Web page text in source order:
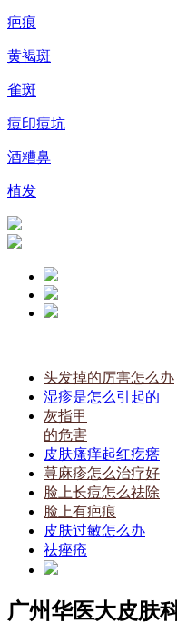
疤痕
黄褐斑
雀斑
痘印痘坑
酒糟鼻
植发
头发掉的厉害怎么办
湿疹是怎么引起的
灰指甲
的危害
皮肤瘙痒起红疙瘩
荨麻疹怎么治疗好
脸上长痘怎么祛除
脸上有疤痕
皮肤过敏怎么办
祛痤疮
广州华医大皮肤